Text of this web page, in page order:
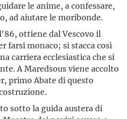
le anime, a confessare,
ad aiutare le moribonde.
ottiene dal Vescovo il
farsi monaco; si stacca così
carriera ecclesiastica che si
A Maredsous viene accolto
primo Abate di questo
sotto la guida austera di